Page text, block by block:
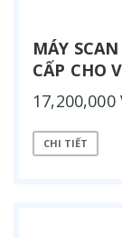
MÁY
CẤP CHO
17,200,000
CHI TIẾT